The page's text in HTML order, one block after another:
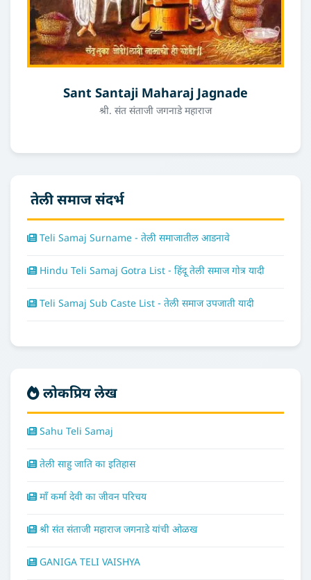
Sant Santaji Maharaj Jagnade
श्री. संत संताजी जगनाडे महाराज
तेली समाज संदर्भ
Teli Samaj Surname - तेली समाजातील आडनावे
Hindu Teli Samaj Gotra List - हिंदू तेली समाज गोत्र यादी
Teli Samaj Sub Caste List - तेली समाज उपजाती यादी
लोकप्रिय लेख
Sahu Teli Samaj
तेली साहु जाति का इतिहास
माँ कर्मा देवी का जीवन परिचय
श्री संत संताजी महाराज जगनाडे यांची ओळख
GANIGA TELI VAISHYA